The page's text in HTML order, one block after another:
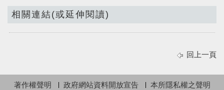
相關連結(或延伸閱讀)
回上一頁
著作權聲明 政府網站資料開放宣告
本所隱私權之聲明